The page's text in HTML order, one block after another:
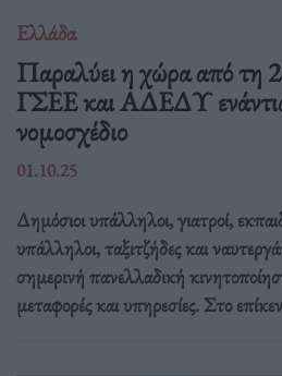
Ελλάδα
Παραλύει η χώρα από τη
ΓΣΕΕ και ΑΔΕΔΥ ενάντια
νομοσχέδιο
01.10.25
Δημόσιοι υπάλληλοι, γιατροί,
υπάλληλοι, ταξιτζήδες και
σημερινή πανελλαδική
μεταφορές και υπηρεσίες. Στο